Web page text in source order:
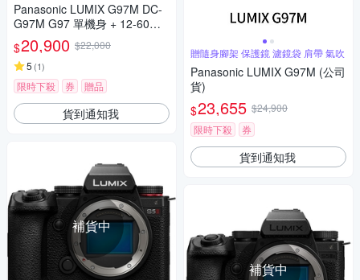
Panasonic LUMIX G97M DC-
G97M G97 單機身 + 12-60mm
變焦鏡組 公司貨
$20,900 $22,000
5 (1)
限時下殺 券 贈品
貨到通知我
補貨中
贈隨身腳架 保護鏡 濾鏡袋 肩帶 氣吹
Panasonic LUMIX G97M (公司
貨)
$23,655 $24,900
限時下殺
券
貨到通知我
補貨中